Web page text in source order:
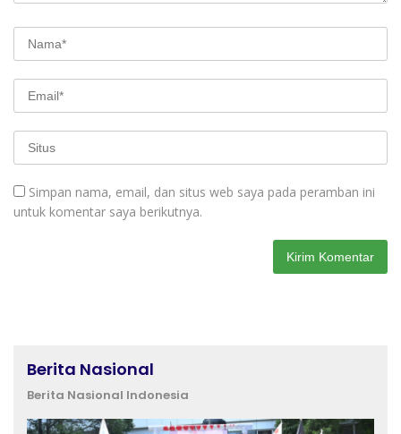
Simpan nama, email, dan situs web saya pada peramban ini
untuk komentar saya berikutnya.
Berita Nasional
Berita Nasional Indonesia